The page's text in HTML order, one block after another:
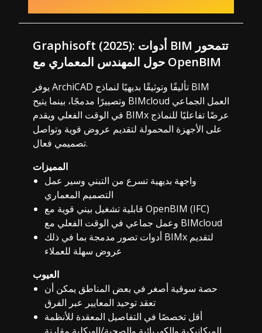
Graphisoft (2025): أدوات BIM تتمحور
حول المهندس المعماري مع OpenBIM
يوفر ArchiCAD تأليفًا وتوثيقًا بديهيًا لنماذج BIM
وتصييرًا مدمجًا، بينما يتيح BIMcloud العمل الجماعي
في الوقت الفعلي ويقدم BIMx عرضًا تفاعليًا للنماذج
على الأجهزة المحمولة لتقديم عروض قوية وتواصل
تصميمي فعال.
المميزات
واجهة بديهية تسرع من التبني وسير عمل
التصميم المعماري
قابلية تشغيل بيني قوية مع OpenBIM (IFC)
وعمل جماعي في الوقت الفعلي مع BIMcloud
أدوات تصور مدمجة بما في ذلك BIMx لتقديم
عروض سهلة للعملاء
العيوب
حصة سوقية أصغر في بعض المناطق يمكن أن
تعقد توحيد المعايير عبر الفرق
أقل تخصصًا في التفاصيل المعقدة للأنظمة